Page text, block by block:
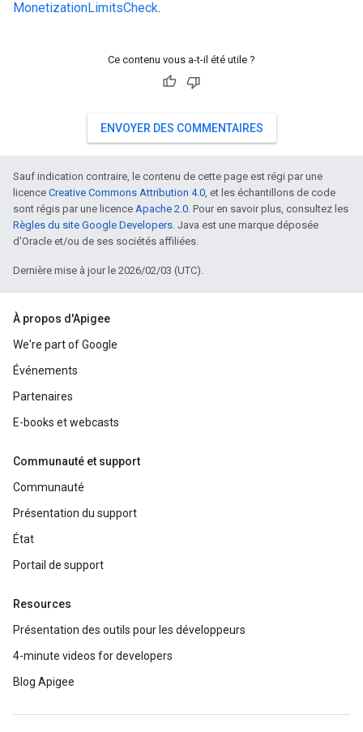
MonetizationLimitsCheck.
Ce contenu vous a-t-il été utile ?
ENVOYER DES COMMENTAIRES
Sauf indication contraire, le contenu de cette page est régi par une
licence Creative Commons Attribution 4.0, et les échantillons de code
sont régis par une licence Apache 2.0. Pour en savoir plus, consultez les
Règles du site Google Developers. Java est une marque déposée
d'Oracle et/ou de ses sociétés affiliées.
Dernière mise à jour le 2026/02/03 (UTC).
À propos d'Apigee
We're part of Google
Événements
Partenaires
E-books et webcasts
Communauté et support
Communauté
Présentation du support
État
Portail de support
Resources
Présentation des outils pour les développeurs
4-minute videos for developers
Blog Apigee